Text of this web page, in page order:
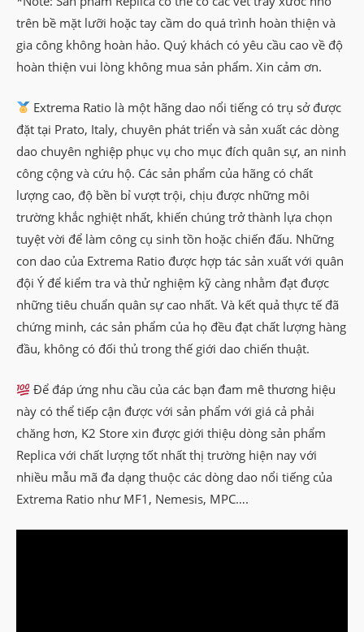
trên bề mặt lưỡi hoặc tay cầm do quá trình hoàn thiện và
gia công không hoàn hảo. Quý khách có yêu cầu cao về độ
hoàn thiện vui lòng không mua sản phẩm. Xin cảm ơn.
Extrema Ratio là một hãng dao nổi tiếng có trụ sở được
đặt tại Prato, Italy, chuyên phát triển và sản xuất các dòng
dao chuyên nghiệp phục vụ cho mục đích quân sự, an ninh
công cộng và cứu hộ. Các sản phẩm của hãng có chất
lượng cao, độ bền bỉ vượt trội, chịu được những môi
trường khắc nghiệt nhất, khiến chúng trở thành lựa chọn
tuyệt vời để làm công cụ sinh tồn hoặc chiến đấu. Những
con dao của Extrema Ratio được hợp tác sản xuất với quân
đội Ý để kiểm tra và thử nghiệm kỹ càng nhằm đạt được
những tiêu chuẩn quân sự cao nhất. Và kết quả thực tế đã
chứng minh, các sản phẩm của họ đều đạt chất lượng hàng
đầu, không có đối thủ trong thế giới dao chiến thuật.
Để đáp ứng nhu cầu của các bạn đam mê thương hiệu
này có thể tiếp cận được với sản phẩm với giá cả phải
chăng hơn, K2 Store xin được giới thiệu dòng sản phẩm
Replica với chất lượng tốt nhất thị trường hiện nay với
nhiều mẫu mã đa dạng thuộc các dòng dao nổi tiếng của
Extrema Ratio như MF1, Nemesis, MPC….